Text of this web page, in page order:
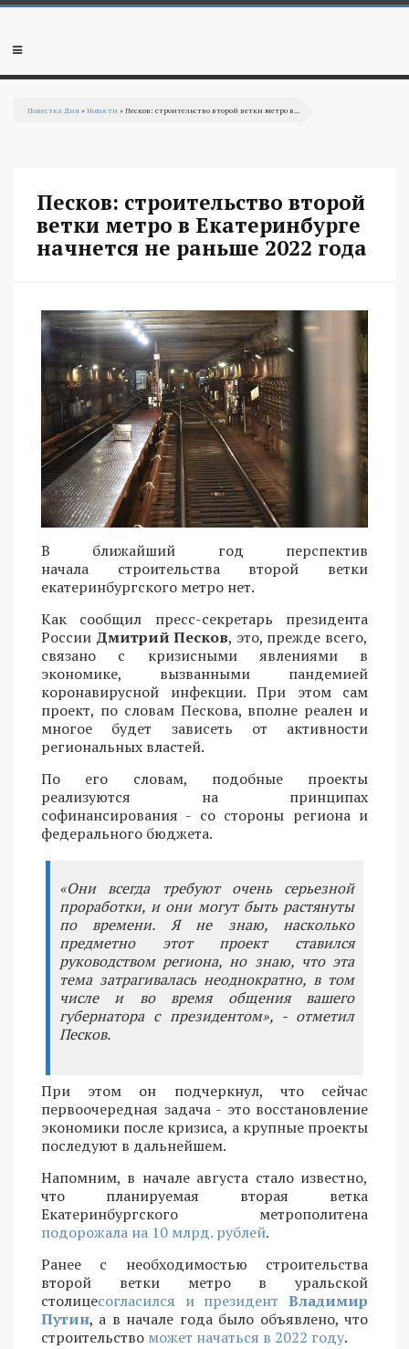
Перейти к основному содержанию
Мобильное
Повестка Дня »Новости » Песков: строительство второй ветки метро в...
Песков: строительство второй
ветки метро в Екатеринбурге
начнется не раньше 2022 года
В ближайший год перспектив
начала строительства второй ветки
екатеринбургского метро нет.
Как сообщил пресс-секретарь президента
России Дмитрий Песков, это, прежде всего,
связано с кризисными явлениями в
экономике, вызванными пандемией
коронавирусной инфекции. При этом сам
проект, по словам Пескова, вполне реален и
многое будет зависеть от активности
региональных властей.
По его словам, подобные проекты
реализуются на принципах
софинансирования - со стороны региона и
федерального бюджета.
«Они всегда требуют очень серьезной
проработки, и они могут быть растянуты
по времени. Я не знаю, насколько
предметно этот проект ставился
руководством региона, но знаю, что эта
тема затрагивалась неоднократно, в том
числе и во время общения вашего
губернатора с президентом», - отметил
Песков.
При этом он подчеркнул, что сейчас
первоочередная задача - это восстановление
экономики после кризиса, а крупные проекты
последуют в дальнейшем.
Напомним, в начале августа стало известно,
что планируемая вторая ветка
Екатеринбургского метрополитена
подорожала на 10 млрд. рублей.
Ранее с необходимостью строительства
второй ветки метро в уральской
столицесогласился и президент Владимир
Путин, а в начале года было объявлено, что
строительство может начаться в 2022 году.